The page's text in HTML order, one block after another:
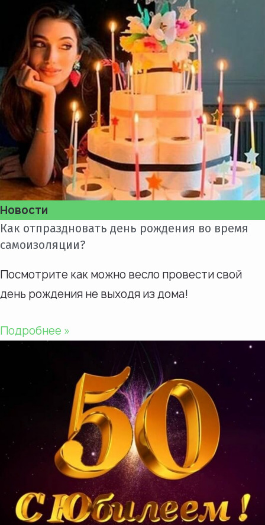
Новости
Как отпраздновать день рождения во время
самоизоляции?
Посмотрите как можно весло провести свой
день рождения не выходя из дома!
Подробнее »